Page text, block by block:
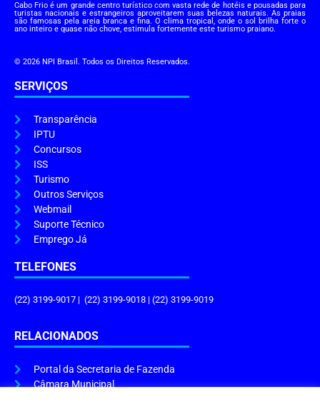
Cabo Frio é um grande centro turístico com vasta rede de hotéis e pousadas para
turistas nacionais e estrangeiros aproveitarem suas belezas naturais. As praias
são famosas pela areia branca e fina. O clima tropical, onde o sol brilha forte o
ano inteiro e quase não chove, estimula fortemente este turismo praiano.
© 2026 NPI Brasil. Todos os Direitos Reservados.
SERVIÇOS
Transparência
IPTU
Concursos
ISS
Turismo
Outros Serviços
Webmail
Suporte Técnico
Emprego Já
TELEFONES
(22) 3199-9017 | (22) 3199-9018 | (22) 3199-9019
RELACIONADOS
Portal da Secretaria de Fazenda
Câmara Municipal